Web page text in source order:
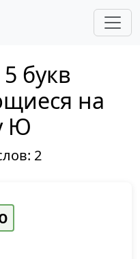
букв
на
Ю
2